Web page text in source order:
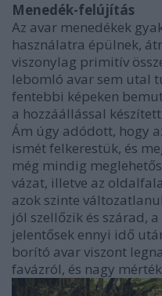
Menedék-felújítás
Az avar menedékek
használatra épülnek,
viszonylag primitív
lebomló avar sem utal
fentebbi képeken
a hozzáállással
Ám úgy adódott, hogy
ismét felkerestük, és
még mindig
vázat, illetve az
azok szinte
jól szellőzik és szárad,
jelentősek ennyi idő
borító avar viszont
favázról, és nagy